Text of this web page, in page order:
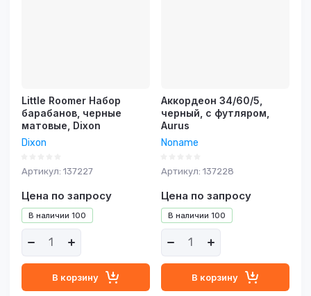
Little Roomer Набор
барабанов, черные
матовые, Dixon
Dixon
Артикул: 137227
В наличии 100
Цена по запросу
В корзину
Аккордеон 34/60/5,
черный, с футляром,
Aurus
Noname
Артикул: 137228
В наличии 100
Цена по запросу
В корзину